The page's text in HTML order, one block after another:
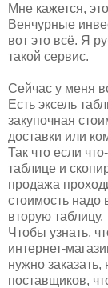
Мне кажется,
Венчурные
вот это всё. Я
такой сервис.
Сейчас у меня
Есть эксель
закупочная
доставки или
Так что если
таблице и
продажа
стоимость надо
вторую таблицу.
Чтобы узнать,
интернет-
нужно заказать,
поставщиков,